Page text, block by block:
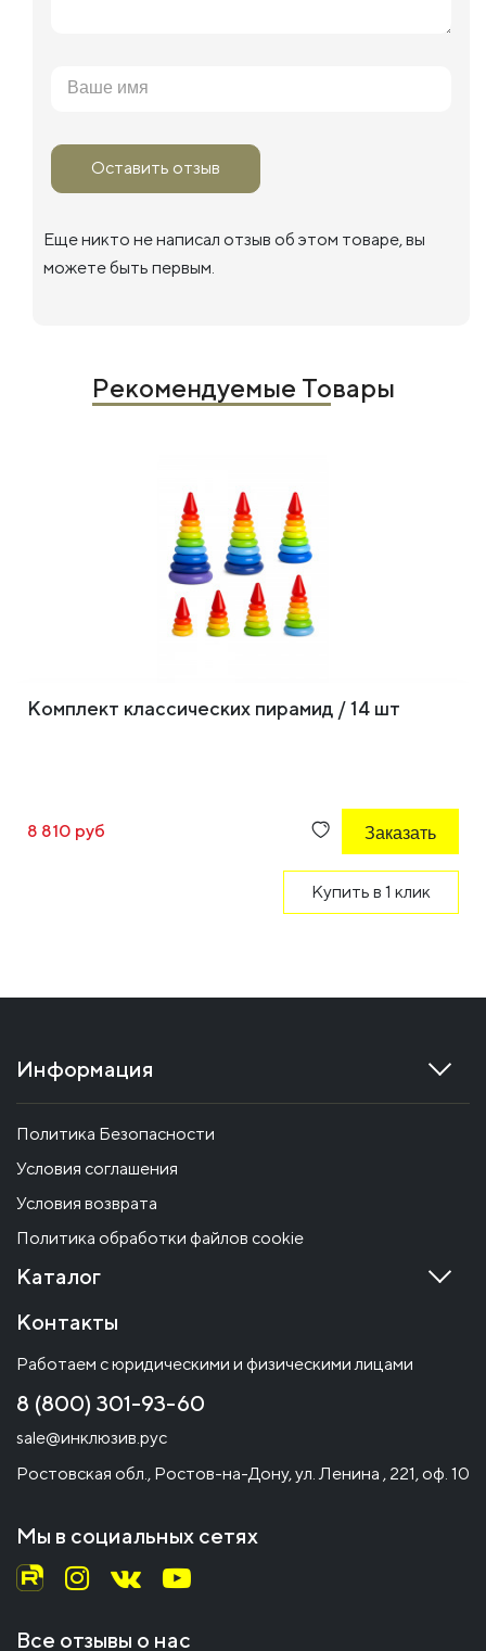
Оставить отзыв
Еще никто не написал отзыв об этом товаре, вы
можете быть первым.
Рекомендуемые Товары
Комплект классических пирамид / 14 шт
8 810 руб Заказать
Купить в 1 клик
Информация
Политика Безопасности
Условия соглашения
Условия возврата
Политика обработки файлов cookie
Каталог
Контакты
Работаем с юридическими и физическими лицами
8 (800) 301-93-60
sale@инклюзив.рус
Ростовская обл., Ростов-на-Дону, ул. Ленина , 221, оф. 10
Мы в социальных сетях
Все отзывы о нас